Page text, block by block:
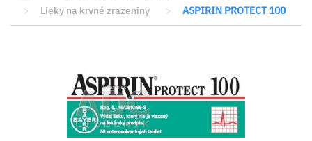
>
Lieky na krvné zrazeniny > ASPIRIN PROTECT 100